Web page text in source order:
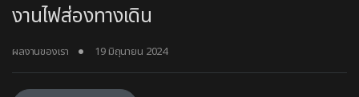
งานไฟส่องทางเดิน
ผลงานของเรา 19 มิถุนายน 2024